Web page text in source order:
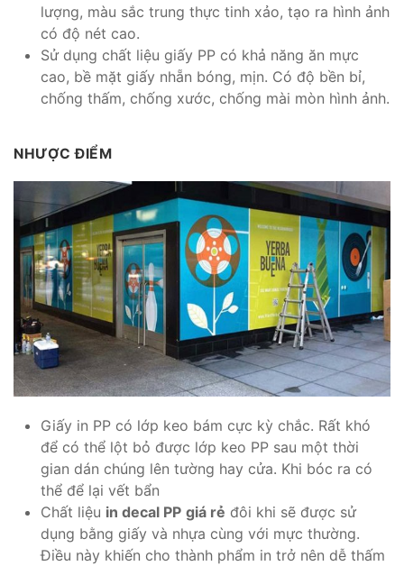
lượng, màu sắc trung thực tinh xảo, tạo ra hình ảnh
có độ nét cao.
Sử dụng chất liệu giấy PP có khả năng ăn mực
cao, bề mặt giấy nhẵn bóng, mịn. Có độ bền bỉ,
chống thấm, chống xước, chống mài mòn hình ảnh.
NHƯỢC ĐIỂM
Giấy in PP có lớp keo bám cực kỳ chắc. Rất khó
để có thể lột bỏ được lớp keo PP sau một thời
gian dán chúng lên tường hay cửa. Khi bóc ra có
thể để lại vết bẩn
Chất liệu in decal PP giá rẻ đôi khi sẽ được sử
dụng bằng giấy và nhựa cùng với mực thường.
Điều này khiến cho thành phẩm in trở nên dễ thấm